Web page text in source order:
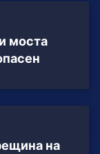
моста
на